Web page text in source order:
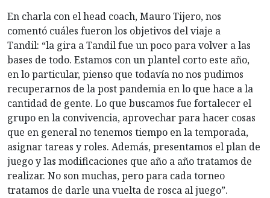
En charla con el head coach, Mauro Tijero, nos
comentó cuáles fueron los objetivos del viaje a
Tandil: “la gira a Tandil fue un poco para volver a las
bases de todo. Estamos con un plantel corto este año,
en lo particular, pienso que todavía no nos pudimos
recuperarnos de la post pandemia en lo que hace a la
cantidad de gente. Lo que buscamos fue fortalecer el
grupo en la convivencia, aprovechar para hacer cosas
que en general no tenemos tiempo en la temporada,
asignar tareas y roles. Además, presentamos el plan de
juego y las modificaciones que año a año tratamos de
realizar. No son muchas, pero para cada torneo
tratamos de darle una vuelta de rosca al juego”.